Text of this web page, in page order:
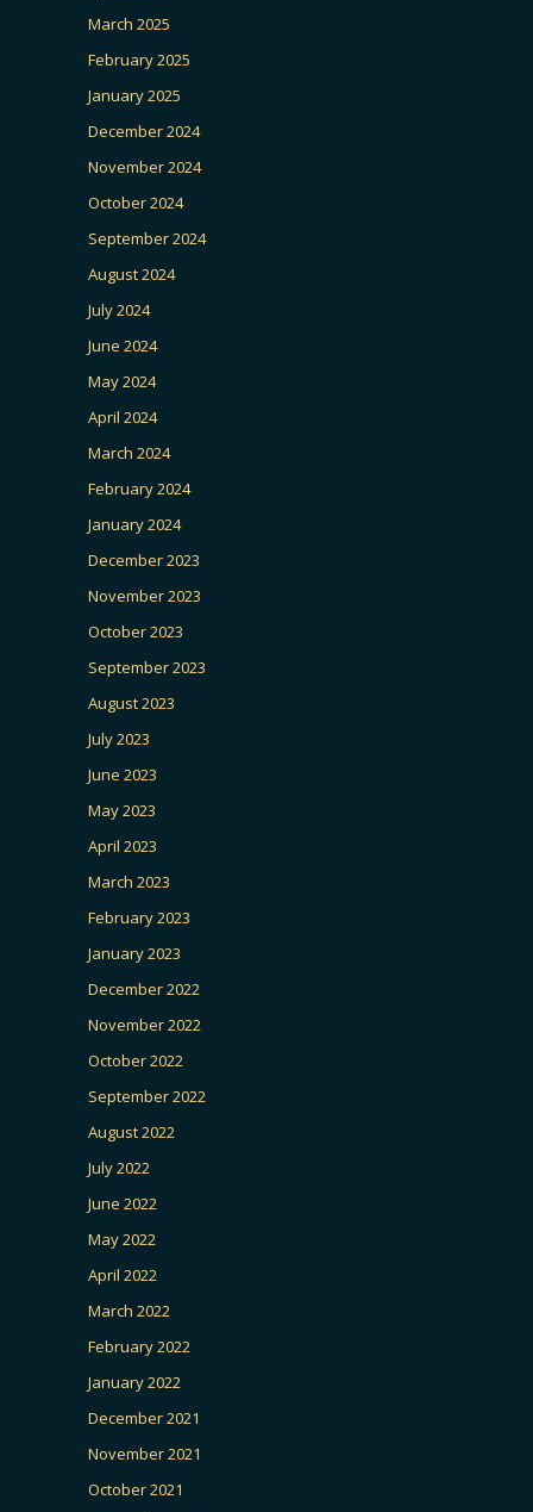
March 2025
February 2025
January 2025
December 2024
November 2024
October 2024
September 2024
August 2024
July 2024
June 2024
May 2024
April 2024
March 2024
February 2024
January 2024
December 2023
November 2023
October 2023
September 2023
August 2023
July 2023
June 2023
May 2023
April 2023
March 2023
February 2023
January 2023
December 2022
November 2022
October 2022
September 2022
August 2022
July 2022
June 2022
May 2022
April 2022
March 2022
February 2022
January 2022
December 2021
November 2021
October 2021